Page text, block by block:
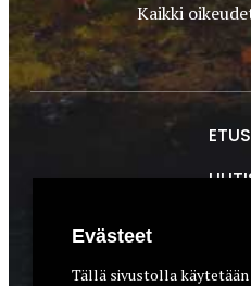
Kaikki
ASEET &
Evästeet
Tällä sivustolla